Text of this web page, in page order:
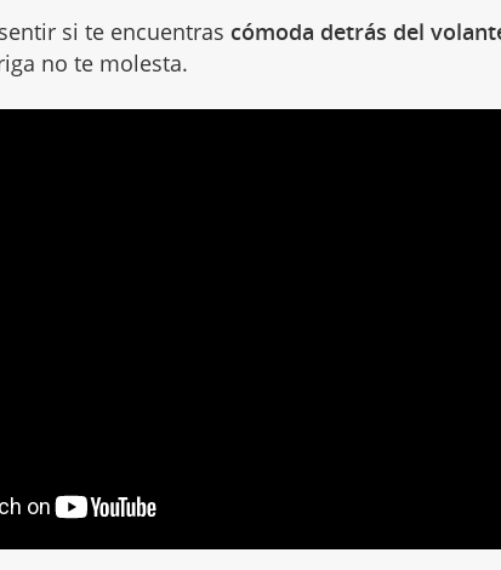
si te encuentras cómoda detrás del
no te molesta.